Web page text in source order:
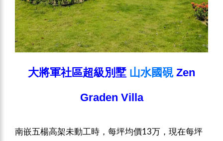
大將軍社區超級別墅 山水國硯Zen
Graden Villa
南嵌五楊高架未動工時，每坪均價13万，現在每坪